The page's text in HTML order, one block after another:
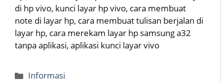
di hp vivo, kunci layar hp vivo, cara membuat
note di layar hp, cara membuat tulisan berjalan di
layar hp, cara merekam layar hp samsung a32
tanpa aplikasi, aplikasi kunci layar vivo
Categories
Informasi